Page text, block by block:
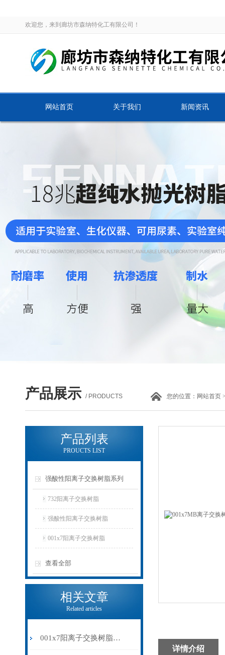
欢迎您，来到廊坊市森纳特化工有限公司！
网站首页 关于我们 新闻资讯
产品展示 / PRODUCTS 您的位置： 网站首页
产品列表
PROUCTS LIST
强酸性阳离子交换树脂系列
732阳离子交换树脂
强酸性阳离子交换树脂
001x7阳离子交换树脂
查看全部
相关文章
Related articles
001x7阳离子交换树脂在水处理中的关键作用
详情介绍